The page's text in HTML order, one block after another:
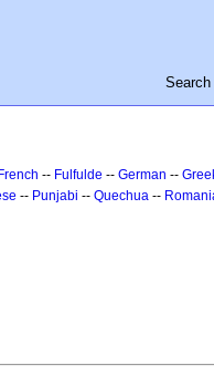
Search
French -- Fulfulde -- German --
-- Punjabi -- Quechua --